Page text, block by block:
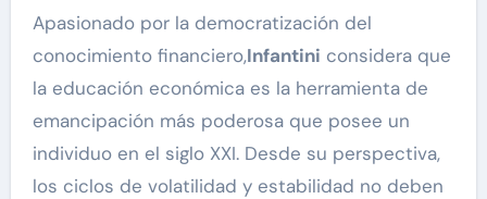
Apasionado por la democratización del
conocimiento financiero,Infantini considera que
la educación económica es la herramienta de
emancipación más poderosa que posee un
individuo en el siglo XXI. Desde su perspectiva,
los ciclos de volatilidad y estabilidad no deben